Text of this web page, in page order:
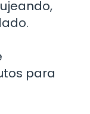
para